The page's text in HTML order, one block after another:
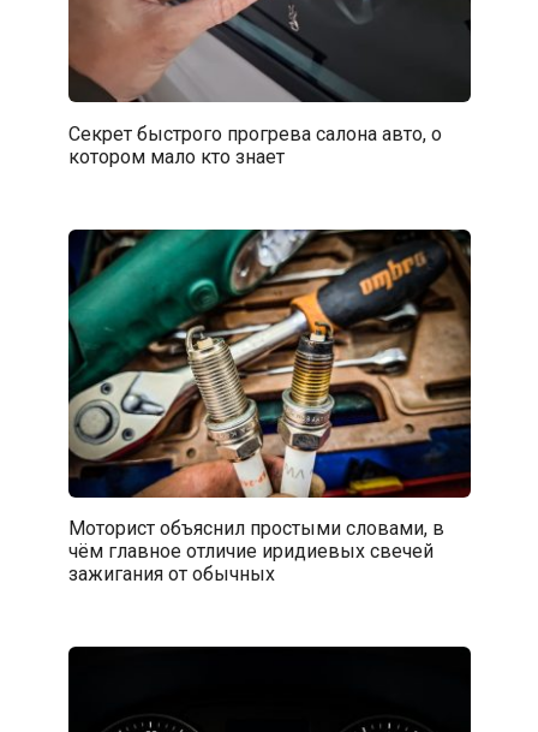
Секрет быстрого прогрева салона авто, о
котором мало кто знает
Моторист объяснил простыми словами, в
чём главное отличие иридиевых свечей
зажигания от обычных